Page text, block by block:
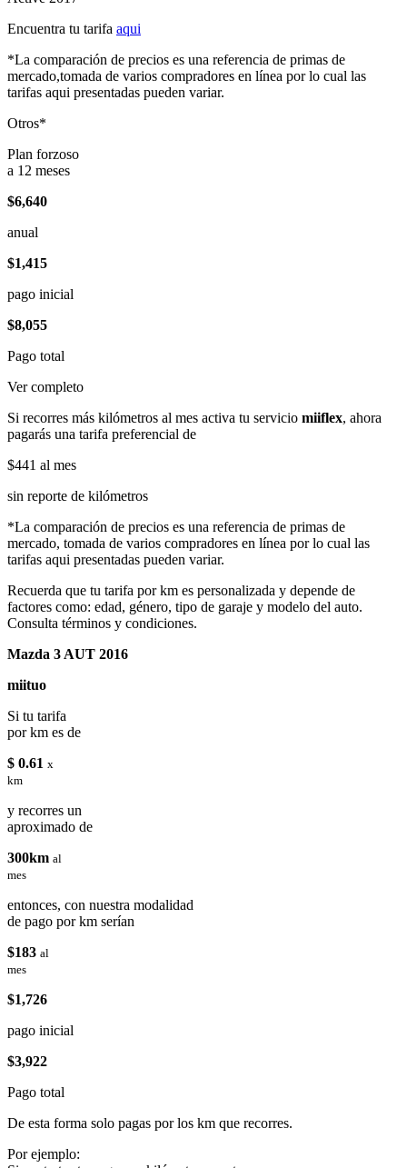
Encuentra tu tarifa aqui
*La comparación de precios es una referencia de primas de
mercado,tomada de varios compradores en línea por lo cual las
tarifas aqui presentadas pueden variar.
Otros*
Plan forzoso
a 12 meses
$6,640
anual
$1,415
pago inicial
$8,055
Pago total
Ver completo
Si recorres más kilómetros al mes activa tu servicio miiflex, ahora
pagarás una tarifa preferencial de
$441 al mes
sin reporte de kilómetros
*La comparación de precios es una referencia de primas de
mercado, tomada de varios compradores en línea por lo cual las
tarifas aqui presentadas pueden variar.
Recuerda que tu tarifa por km es personalizada y depende de
factores como: edad, género, tipo de garaje y modelo del auto.
Consulta términos y condiciones.
Mazda 3 AUT 2016
miituo
Si tu tarifa
por km es de
$ 0.61 x
km
y recorres un
aproximado de
300km al
mes
entonces, con nuestra modalidad
de pago por km serían
$183 al
mes
$1,726
pago inicial
$3,922
Pago total
De esta forma solo pagas por los km que recorres.
Por ejemplo: